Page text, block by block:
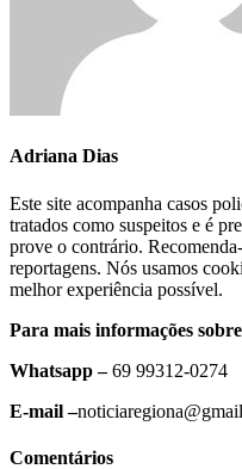
Adriana Dias
Este site acompanha casos
tratados como suspeitos e é
prove o contrário.
reportagens. Nós usamos
melhor experiência possível.
Para mais informações
Whatsapp –69 99312-0274
E-mail –
Comentários